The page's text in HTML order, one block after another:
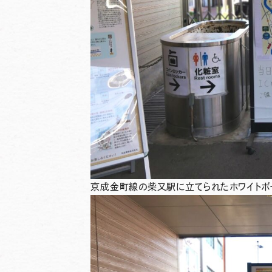
京成金町線の柴又駅に立てられたホワイトボ